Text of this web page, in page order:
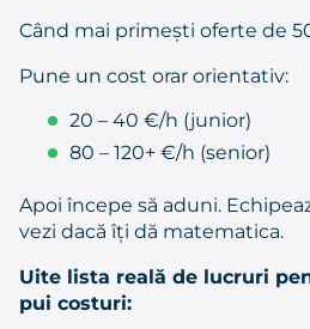
Când mai primești oferte de
Pune un cost orar orientativ:
20 – 40 €/h (junior)
80 – 120+ €/h (senior)
Apoi începe să aduni.
vezi dacă îți dă matematica.
Uite lista reală de lucruri
pui costuri: